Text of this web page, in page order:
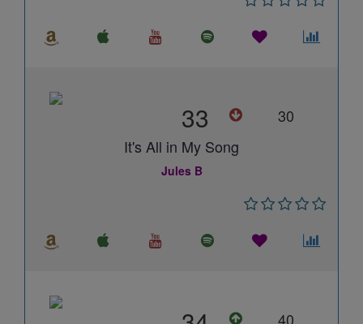
33
30
It's All in My Song
Jules B
40